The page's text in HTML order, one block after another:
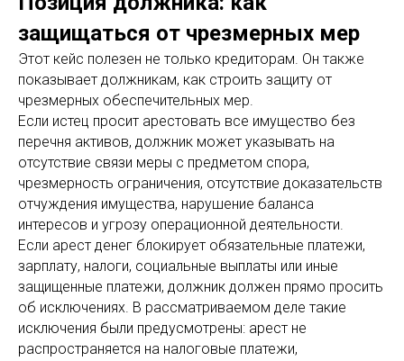
защищаться от чрезмерных мер
Этот кейс полезен не только кредиторам. Он также
показывает должникам, как строить защиту от
чрезмерных обеспечительных мер.
Если истец просит арестовать все имущество без
перечня активов, должник может указывать на
отсутствие связи меры с предметом спора,
чрезмерность ограничения, отсутствие доказательств
отчуждения имущества, нарушение баланса
интересов и угрозу операционной деятельности.
Если арест денег блокирует обязательные платежи,
зарплату, налоги, социальные выплаты или иные
защищенные платежи, должник должен прямо просить
об исключениях. В рассматриваемом деле такие
исключения были предусмотрены: арест не
распространяется на налоговые платежи,